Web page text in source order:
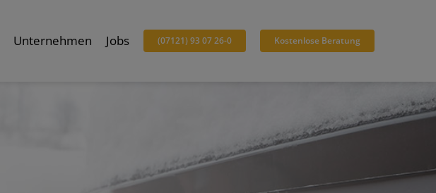
Unternehmen Jobs (07121) 93 07 26-0 Kostenlose Beratung